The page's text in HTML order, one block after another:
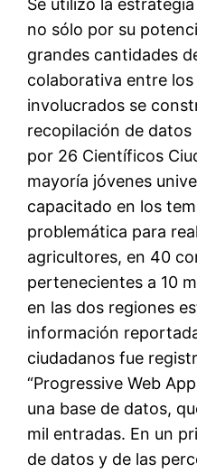
no sólo por su
grandes cantidades
colaborativa entre
involucrados se
recopilación de
por 26 Científicos
mayoría jóvenes
capacitado en los
problemática para
agricultores, en 40
pertenecientes a 10
en las dos regiones
información
ciudadanos fue
“Progressive Web
una base de datos,
mil entradas. En un
de datos y de las